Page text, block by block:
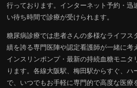
行っております。インターネット予約・迅
い待ち時間で診療が受けられます。
糖尿病診療では患者さんの多様なライフス
績を誇る専門医陣や認定看護師が一緒に考
インスリンポンプ・最新の持続血糖モニタ
ります。各線大阪駅、梅田駅からすぐ、ハ
で、いつでもお手軽に専門的で高度な医療